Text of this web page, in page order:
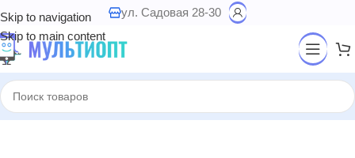
Skip to navigation
Skip to main content
ул. Садовая 28-30